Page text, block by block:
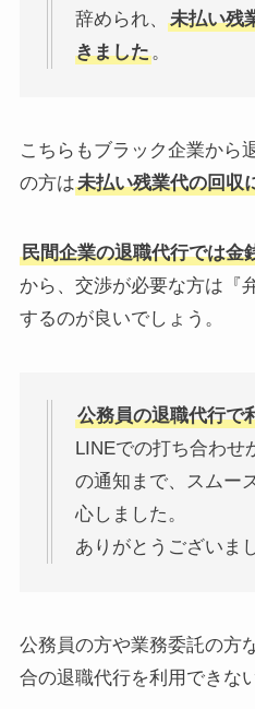
辞められ、
未払い残
きました。
こちらもブラック企業から
の方は未払い残業代の回収
民間企業の退職代行では金
から、交渉が必要な方は『
するのが良いでしょう。
公務員の退職代行で
LINEでの打ち合わせ
の通知まで、スムー
心しました。
ありがとうございま
公務員の方や業務委託の方
合の退職代行を利用できな